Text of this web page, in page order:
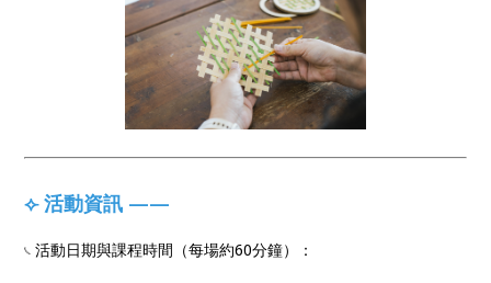
⟣ 活動資訊 ——
𓏹 活動日期與課程時間（每場約60分鐘）：